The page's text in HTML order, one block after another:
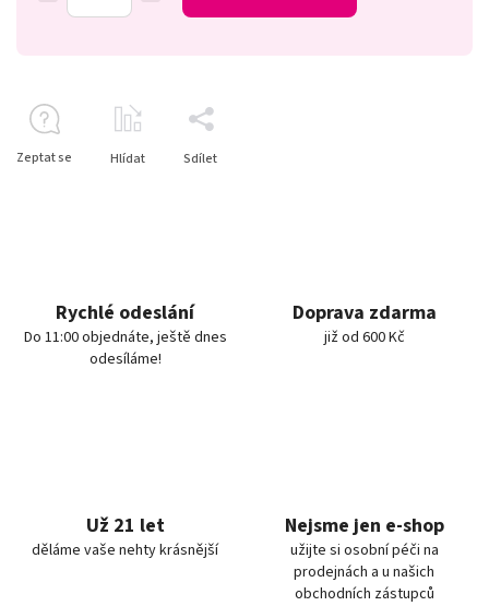
Zeptat se Hlídat Sdílet
Rychlé odeslání
Do 11:00 objednáte, ještě dnes
odesíláme!
Doprava zdarma
již od 600 Kč
Už 21 let
děláme vaše nehty krásnější
Nejsme jen e-shop
užijte si osobní péči na
prodejnách a u našich
obchodních zástupců